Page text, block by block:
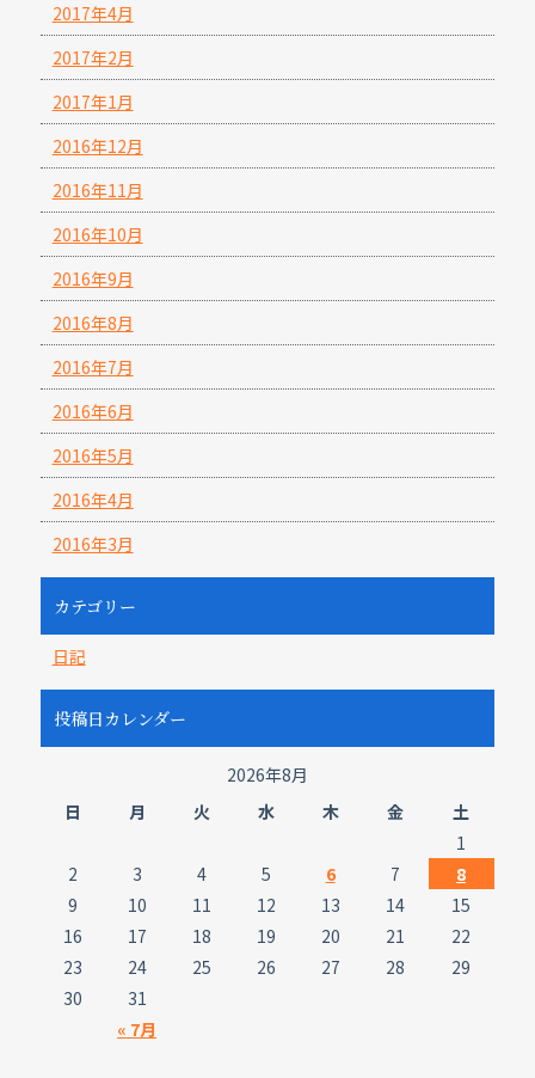
2017年4月
2017年2月
2017年1月
2016年12月
2016年11月
2016年10月
2016年9月
2016年8月
2016年7月
2016年6月
2016年5月
2016年4月
2016年3月
カテゴリー
日記
投稿日カレンダー
2026年8月
日
月 火 水 木 金 土
« 7月
1
2
3 4 5 6 7
8
9
10 11 12 13 14
15
16
17 18 19 20 21
22
23
24 25 26 27 28
29
30
31